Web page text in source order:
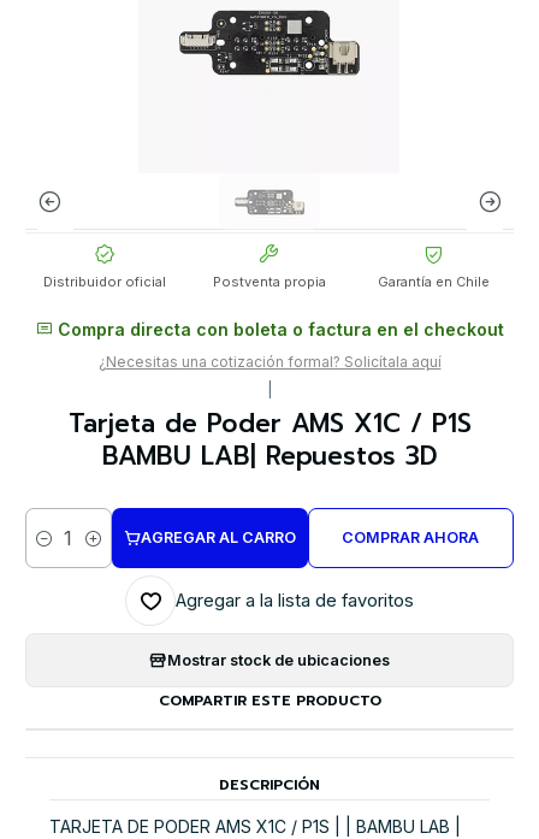
Distribuidor oficial Postventa propia Garantía en Chile
Compra directa con boleta o factura en el checkout
¿Necesitas una cotización formal? Solicítala aquí
Tarjeta de Poder AMS X1C / P1S
BAMBU LAB| Repuestos 3D
Cantidad
AGREGAR AL CARRO COMPRAR AHORA
Agregar a la lista de favoritos
Mostrar stock de ubicaciones
COMPARTIR ESTE PRODUCTO
DESCRIPCIÓN
TARJETA DE PODER AMS X1C / P1S | | BAMBU LAB |